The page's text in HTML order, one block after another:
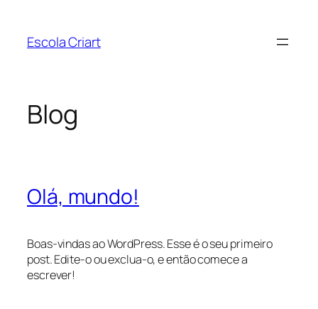
Escola Criart
Blog
Olá, mundo!
Boas-vindas ao WordPress. Esse é o seu primeiro
post. Edite-o ou exclua-o, e então comece a
escrever!